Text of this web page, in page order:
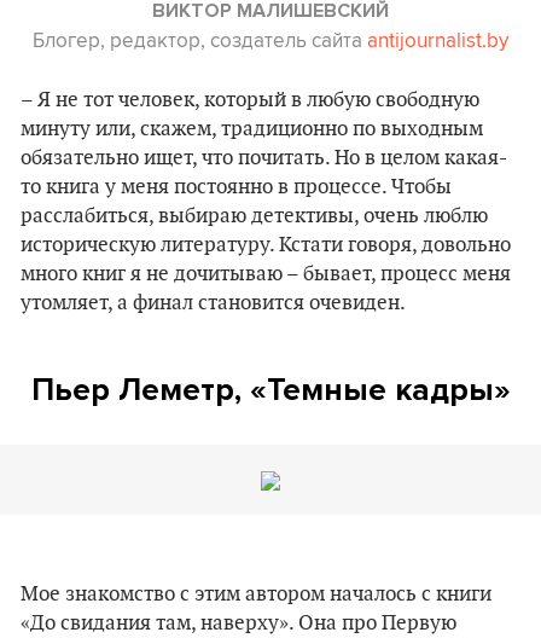
ВИКТОР МАЛИШЕВСКИЙ
Блогер, редактор, создатель сайта antijournalist.by
– Я не тот человек, который в любую свободную
минуту или, скажем, традиционно по выходным
обязательно ищет, что почитать. Но в целом какая-
то книга у меня постоянно в процессе. Чтобы
расслабиться, выбираю детективы, очень люблю
историческую литературу. Кстати говоря, довольно
много книг я не дочитываю – бывает, процесс меня
утомляет, а финал становится очевиден.
Пьер Леметр, «Темные кадры»
Мое знакомство с этим автором началось с книги
«До свидания там, наверху». Она про Первую